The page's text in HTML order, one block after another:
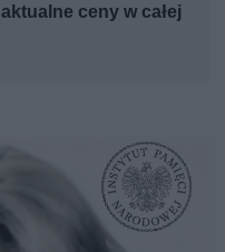
ceny w całej